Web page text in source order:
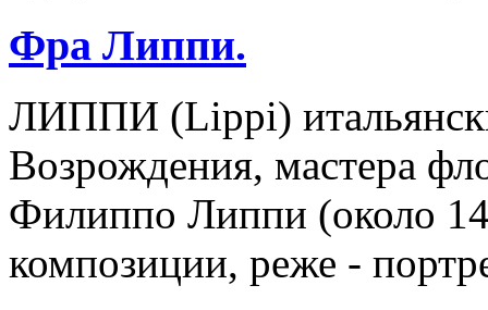
Фра Липпи.
ЛИППИ (Lippi)
Возрождения, мастера
Филиппо Липпи (около
композиции, реже -